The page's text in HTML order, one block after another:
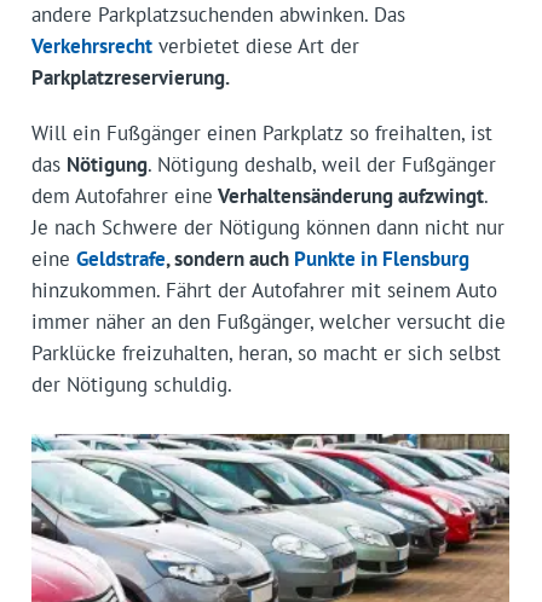
andere Parkplatzsuchenden abwinken. Das
Verkehrsrechtverbietet diese Art der
Parkplatzreservierung.
Will ein Fußgänger einen Parkplatz so freihalten, ist
das Nötigung. Nötigung deshalb, weil der Fußgänger
dem Autofahrer eine Verhaltensänderung aufzwingt.
Je nach Schwere der Nötigung können dann nicht nur
eine Geldstrafe, sondern auch Punkte in Flensburg
hinzukommen. Fährt der Autofahrer mit seinem Auto
immer näher an den Fußgänger, welcher versucht die
Parklücke freizuhalten, heran, so macht er sich selbst
der Nötigung schuldig.